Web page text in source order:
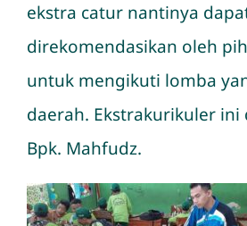
ekstra catur nantinya
direkomendasikan oleh
untuk mengikuti lomba
daerah. Ekstrakurikuler
Bpk. Mahfudz.